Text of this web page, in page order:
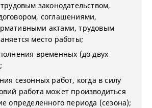
законодательством,
соглашениями,
актами, трудовым
место работы;
временных (до двух
сезонных работ, когда в силу
работа может производиться
определенного периода (сезона);